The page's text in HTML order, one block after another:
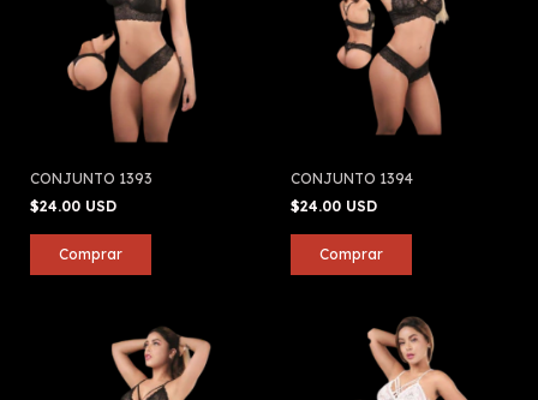
CONJUNTO 1393
$24.00 USD
CONJUNTO 1394
$24.00 USD